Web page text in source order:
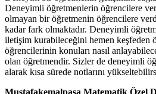
Deneyimli öğretmenlerin öğrencilere
olmayan bir öğretmenin öğrencilere
kadar fark olmaktadır. Deneyimli
iletişim kurabileceğini hemen keşfeden
öğrencilerinin konuları nasıl
olan öğretmendir. Sizler de deneyimli
alarak kısa sürede notlarını
Mustafakemalpaşa Matematik Özel